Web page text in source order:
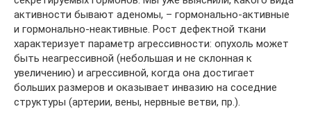
активности бывают аденомы, – гормонально-активные
и гормонально-неактивные. Рост дефектной ткани
характеризует параметр агрессивности: опухоль может
быть неагрессивной (небольшая и не склонная к
увеличению) и агрессивной, когда она достигает
больших размеров и оказывает инвазию на соседние
структуры (артерии, вены, нервные ветви, пр.).